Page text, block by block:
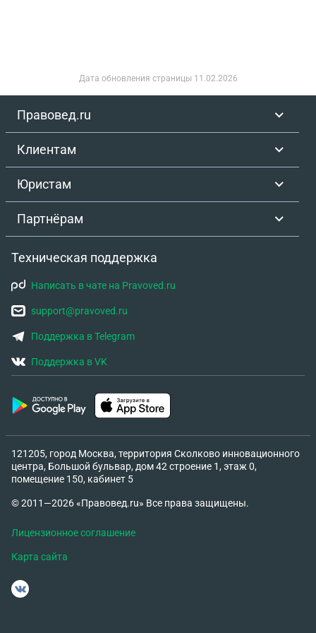
Дата обновления страницы 11.02.2026
Правовед.ru
Клиентам
Юристам
Партнёрам
Техническая поддержка
Написать в чате на Pravoved.ru
support@pravoved.ru
Поддержка в Telegram
Поддержка в VK
121205, город Москва, территория Сколково инновационного
центра, Большой бульвар, дом 42 строение 1, этаж 0,
помещение 150, кабинет 5
© 2011—2026 «Правовед.ru» Все права защищены.
Лицензионное соглашение
Карта сайта